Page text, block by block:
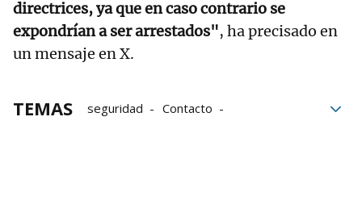
directrices, ya que en caso contrario se
expondrían a ser arrestados", ha precisado en
un mensaje en X.
TEMAS seguridad
Contacto